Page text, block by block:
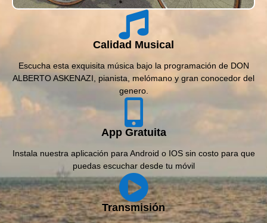
Calidad Musical
Escucha esta exquisita música bajo la programación de DON
ALBERTO ASKENAZI, pianista, melómano y gran conocedor del
genero.
App Gratuita
Instala nuestra aplicación para Android o IOS sin costo para que
puedas escuchar desde tu móvil
Transmisión